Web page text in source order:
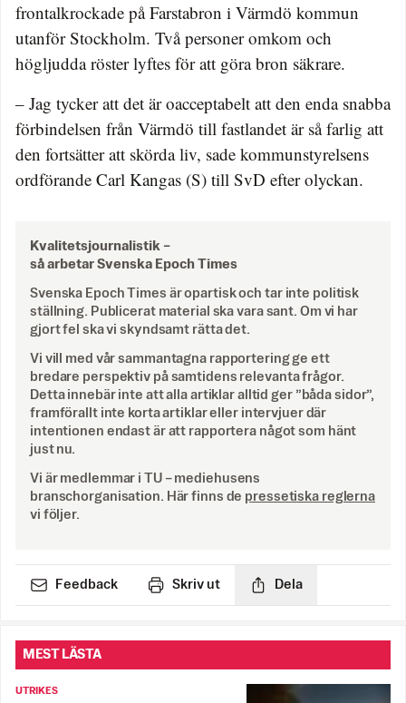
frontalkrockade på Farstabron i Värmdö kommun
utanför Stockholm. Två personer omkom och
högljudda röster lyftes för att göra bron säkrare.
– Jag tycker att det är oacceptabelt att den enda snabba
förbindelsen från Värmdö till fastlandet är så farlig att
den fortsätter att skörda liv, sade kommunstyrelsens
ordförande Carl Kangas (S) till SvD efter olyckan.
Kvalitetsjournalistik –
så arbetar Svenska Epoch Times
Svenska Epoch Times är opartisk och tar inte politisk
ställning. Publicerat material ska vara sant. Om vi har
gjort fel ska vi skyndsamt rätta det.
Vi vill med vår sammantagna rapportering ge ett
bredare perspektiv på samtidens relevanta frågor.
Detta innebär inte att alla artiklar alltid ger ”båda sidor”,
framförallt inte korta artiklar eller intervjuer där
intentionen endast är att rapportera något som hänt
just nu.
Vi är medlemmar i TU – mediehusens
branschorganisation. Här finns de pressetiska reglerna
vi följer.
Feedback Skriv ut Dela
MEST LÄSTA
UTRIKES